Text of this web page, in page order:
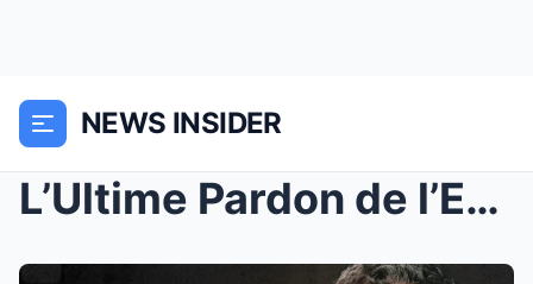
NEWS INSIDER
L’Ultime Pardon de l’Enfant “Non...